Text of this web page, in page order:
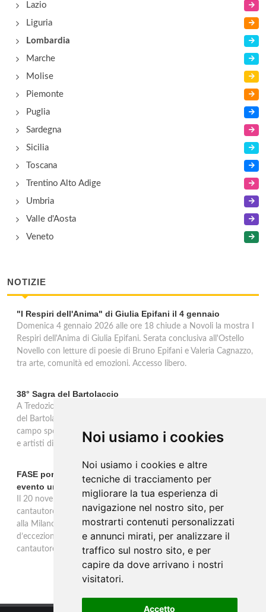
Noi usiamo i cookies
Noi usiamo i cookies e altre
tecniche di tracciamento per
migliorare la tua esperienza di
navigazione nel nostro sito, per
mostrarti contenuti personalizzati
e annunci mirati, per analizzare il
traffico sul nostro sito, e per
capire da dove arrivano i nostri
visitatori.
Accetto
Lazio
Liguria
Lombardia
Marche
Molise
Piemonte
Puglia
Sardegna
Sicilia
Toscana
Trentino Alto Adige
Umbria
Valle d'Aosta
Veneto
NOTIZIE
"I Respiri dell'Anima" di Giulia Epifani il 4 gennaio
Domenica 4 gennaio 2026 alle ore 18 chiude a Novoli la mostra I
Respiri dell'Anima di Giulia Epifani. Serata conclusiva all'Ostello
Novello con letture di poesie di Bruno Epifani e Valeria Cagnazzo,
tra arte, comunità ed emozioni. Accesso libero.
38° Sagra del Bartolaccio
A Tredozio, borgo dell’Appennino Tosco-Romagnolo, la 38ª Sagra
del Bartolaccio anima le domeniche 2 e 9 novembre 2025: al
campo sportivo cotture alla piastra, stand tipici, mercato, musica
e artisti di strada, ingresso libero per tutta la giornata.
FASE porta la sua musica alla Milano Music Week con un
evento unico
Il 20 novembre alle 19 all’Ostello Bello Milano Duomo, il
cantautore torinese FASE sarà protagonista di un evento unico
alla Milano Music Week: un concerto e talk con ospiti
d’eccezione, tra musica, dialogo e riflessioni sul mestiere del
cantautore.